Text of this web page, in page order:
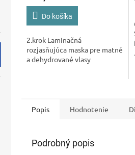
Do košíka
2.krok Laminačná
rozjasňujúca maska ​​pre matné
a dehydrované vlasy
Popis Hodnotenie
Podrobný popis